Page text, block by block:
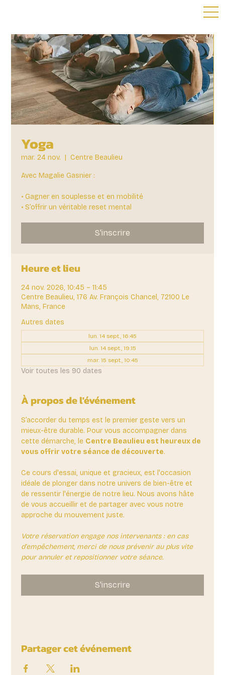
Yoga
mar. 24 nov.
  |
Centre Beaulieu
Avec Magalie Gasnier :
• Gagner en souplesse et en mobilité
• S’offrir un véritable reset mental
S'inscrire
Heure et lieu
24 nov. 2026, 10:45 – 11:45
Centre Beaulieu, 176 Av. François Chancel, 72100 Le
Mans, France
Autres dates
lun. 14 sept., 16:45
lun. 14 sept., 19:15
mar. 15 sept., 10:45
Voir toutes les 90 dates
À propos de l'événement
S’accorder du temps est le premier geste vers un
mieux-être durable. Pour vous accompagner dans
cette démarche, le Centre Beaulieu est heureux de
vous offrir votre séance de découverte.
Ce cours d'essai, unique et gracieux, est l'occasion
idéale de plonger dans notre univers de bien-être et
de ressentir l'énergie de notre lieu. Nous avons hâte
de vous accueillir et de partager avec vous notre
approche du mouvement juste.
Votre réservation engage nos intervenants : en cas
d'empêchement, merci de nous prévenir au plus vite
pour annuler et repositionner votre séance.
S'inscrire
Partager cet événement